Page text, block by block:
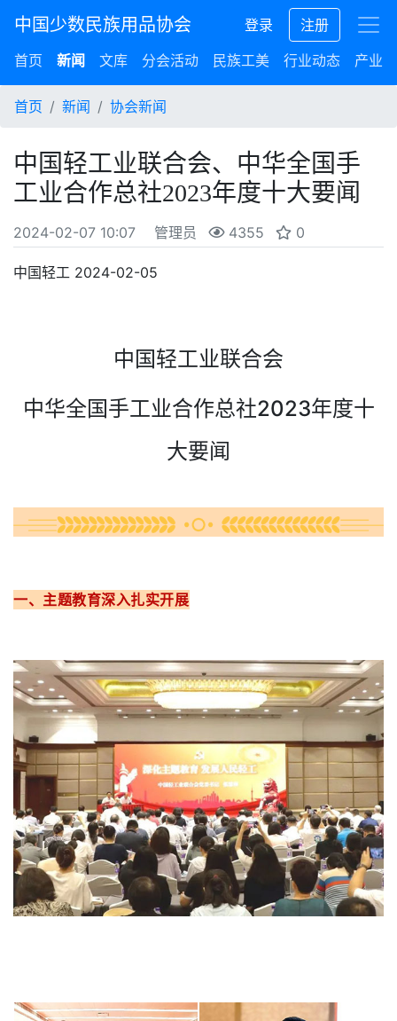
中国少数民族用品协会 登录
注册
首页
新闻 文库 分会活动 民族工美 行业动态 产业
首页 新闻 协会新闻
中国轻工业联合会、中华全国手
工业合作总社2023年度十大要闻
2024-02-07 10:07 管理员 4355 0
中国轻工 2024-02-05
中国轻工业联合会
中华全国手工业合作总社2023年度十
大要闻
一、主题教育深入扎实开展